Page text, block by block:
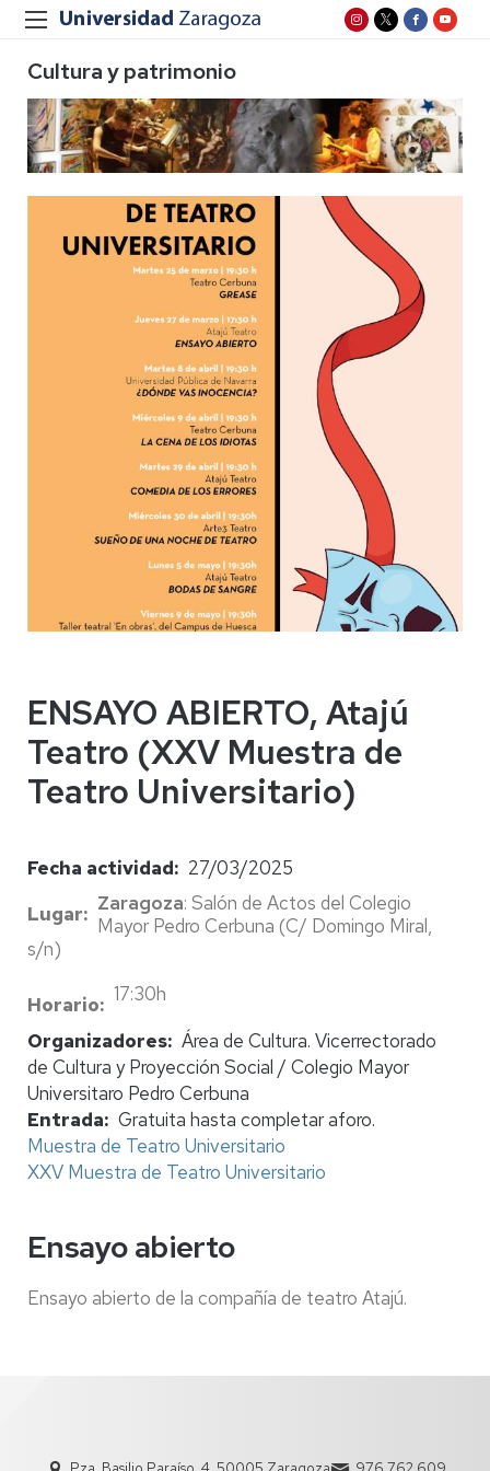
Cultura y patrimonio
ENSAYO ABIERTO, Atajú
Teatro (XXV Muestra de
Teatro Universitario)
Fecha actividad
27/03/2025
Lugar
Zaragoza: Salón de Actos del Colegio
Mayor Pedro Cerbuna (C/ Domingo Miral,
s/n)
Horario
17:30h
Organizadores Área de Cultura. Vicerrectorado
de Cultura y Proyección Social / Colegio Mayor
Universitaro Pedro Cerbuna
Entrada
Gratuita hasta completar aforo.
Muestra de Teatro Universitario
XXV Muestra de Teatro Universitario
Ensayo abierto
Ensayo abierto de la compañía de teatro Atajú.